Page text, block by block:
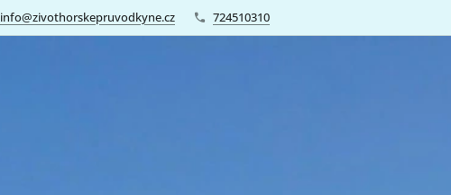
info@zivothorskepruvodkyne.cz 724510310